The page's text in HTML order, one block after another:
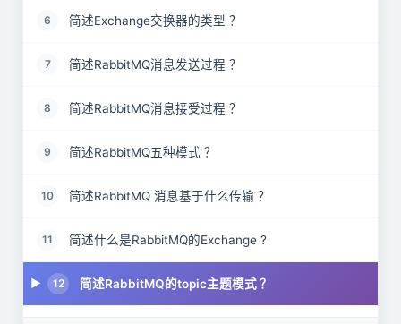
6 简述Exchange交换器的类型 ？
7 简述RabbitMQ消息发送过程 ？
8 简述RabbitMQ消息接受过程 ？
9 简述RabbitMQ五种模式 ？
10 简述RabbitMQ 消息基于什么传输 ？
11 简述什么是RabbitMQ的Exchange ?
12 简述RabbitMQ的topic主题模式 ？